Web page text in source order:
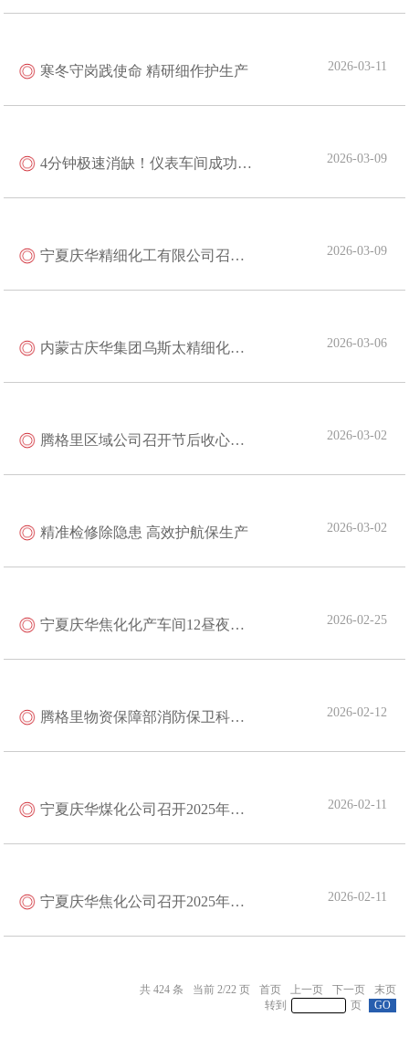
寒冬守岗践使命 精研细作护生产 2026-03-11
4分钟极速消缺！仪表车间成功化解空压机防喘振重大隐患 ​ 2026-03-09
宁夏庆华精细化工有限公司召开4月份停车大检修计划审核会 2026-03-09
内蒙古庆华集团乌斯太精细化工有限公司顺利完成在用锅炉外部检验 2026-03-06
腾格里区域公司召开节后收心会暨2月份安全生产监督管理委员会议 2026-03-02
精准检修除隐患 高效护航保生产 2026-03-02
宁夏庆华焦化化产车间12昼夜攻坚 完成冷鼓工段关键设备抢修 2026-02-25
腾格里物资保障部消防保卫科联合开展库房安全专项检查 2026-02-12
宁夏庆华煤化公司召开2025年度总结暨2026年度工作部署会 2026-02-11
宁夏庆华焦化公司召开2025年度总结暨2026年工作部署会 2026-02-11
424 2/22